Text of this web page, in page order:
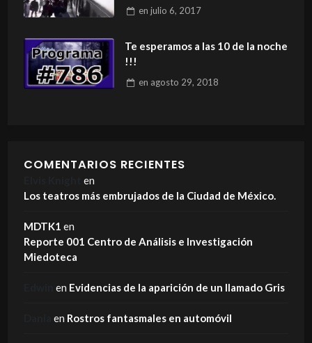
en julio 6, 2017
Te esperamos a las 10 de la noche
!!!
en agosto 29, 2018
COMENTARIOS RECIENTES
en
Los teatros más embrujados de la Ciudad de México.
MDTK1 en
Reporte 001 Centro de Análisis e Investigación
Miedoteca
en Evidencias de la aparición de un llamado Gris
en Rostros fantasmales en automóvil